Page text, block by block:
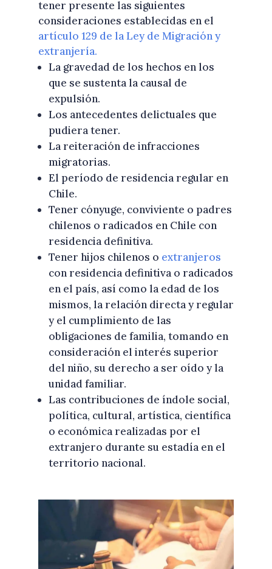
tener presente las siguientes
consideraciones establecidas en el
artículo 129 de la Ley de Migración y
extranjería.
La gravedad de los hechos en los
que se sustenta la causal de
expulsión.
Los antecedentes delictuales que
pudiera tener.
La reiteración de infracciones
migratorias.
El período de residencia regular en
Chile.
Tener cónyuge, conviviente o padres
chilenos o radicados en Chile con
residencia definitiva.
Tener hijos chilenos o extranjeros
con residencia definitiva o radicados
en el país, así como la edad de los
mismos, la relación directa y regular
y el cumplimiento de las
obligaciones de familia, tomando en
consideración el interés superior
del niño, su derecho a ser oído y la
unidad familiar.
Las contribuciones de índole social,
política, cultural, artística, científica
o económica realizadas por el
extranjero durante su estadía en el
territorio nacional.